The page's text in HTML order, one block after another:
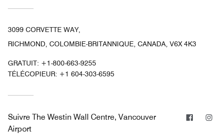
3099 CORVETTE WAY,
RICHMOND, COLOMBIE-BRITANNIQUE, CANADA, V6X 4K3
GRATUIT: +1-800-663-9255
TÉLÉCOPIEUR: +1 604-303-6595
Suivre The Westin Wall Centre, Vancouver
Airport